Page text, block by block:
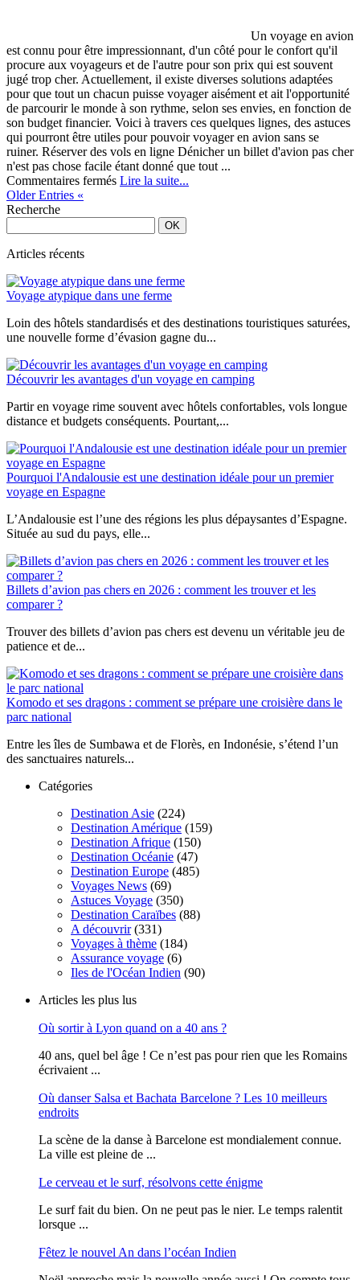
Un voyage en avion
est connu pour être impressionnant, d'un côté pour le confort qu'il
procure aux voyageurs et de l'autre pour son prix qui est souvent
jugé trop cher. Actuellement, il existe diverses solutions adaptées
pour que tout un chacun puisse voyager aisément et ait l'opportunité
de parcourir le monde à son rythme, selon ses envies, en fonction de
son budget financier. Voici à travers ces quelques lignes, des astuces
qui pourront être utiles pour pouvoir voyager en avion sans se
ruiner. Réserver des vols en ligne Dénicher un billet d'avion pas cher
n'est pas chose facile étant donné que tout ...
Commentaires ferméssur
d’avion
pour
voyager
se
ruiner
Lire la suite...
Older Entries «
Recherche
Articles récents
Voyage atypique dans une ferme
Loin des hôtels standardisés et des destinations touristiques saturées,
une nouvelle forme d’évasion gagne du...
Découvrir les avantages d'un voyage en camping
Partir en voyage rime souvent avec hôtels confortables, vols longue
distance et budgets conséquents. Pourtant,...
Pourquoi l'Andalousie est une destination idéale pour un premier
voyage en Espagne
L’Andalousie est l’une des régions les plus dépaysantes d’Espagne.
Située au sud du pays, elle...
Billets d’avion pas chers en 2026 : comment les trouver et les
comparer ?
Trouver des billets d’avion pas chers est devenu un véritable jeu de
patience et de...
Komodo et ses dragons : comment se prépare une croisière dans le
parc national
Entre les îles de Sumbawa et de Florès, en Indonésie, s’étend l’un
des sanctuaires naturels...
Catégories
Destination Asie (224)
Destination Amérique (159)
Destination Afrique (150)
Destination Océanie (47)
Destination Europe (485)
Voyages News (69)
Astuces Voyage (350)
Destination Caraïbes (88)
A découvrir(331)
Voyages à thème (184)
Assurance voyage (6)
Iles de l'Océan Indien (90)
Articles les plus lus
Où sortir à Lyon quand on a 40 ans ?
40 ans, quel bel âge ! Ce n’est pas pour rien que les Romains
écrivaient ...
Où danser Salsa et Bachata Barcelone ? Les 10 meilleurs
endroits
La scène de la danse à Barcelone est mondialement connue.
La ville est pleine de ...
Le cerveau et le surf, résolvons cette énigme
Le surf fait du bien. On ne peut pas le nier. Le temps ralentit
lorsque ...
Fêtez le nouvel An dans l’océan Indien